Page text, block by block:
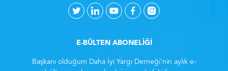
E-BÜLTEN ABONELİĞİ
Başkanı olduğum Daha İyi Yargı Derneği’nin aylık e-